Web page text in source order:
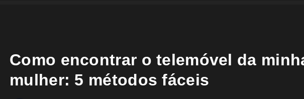
Como encontrar o telemóvel da
mulher: 5 métodos fáceis